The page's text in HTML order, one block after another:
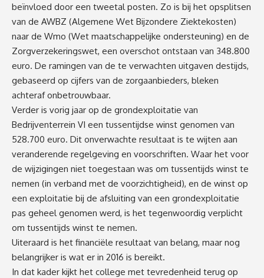
beïnvloed door een tweetal posten. Zo is bij het opsplitsen
van de AWBZ (Algemene Wet Bijzondere Ziektekosten)
naar de Wmo (Wet maatschappelijke ondersteuning) en de
Zorgverzekeringswet, een overschot ontstaan van 348.800
euro. De ramingen van de te verwachten uitgaven destijds,
gebaseerd op cijfers van de zorgaanbieders, bleken
achteraf onbetrouwbaar.
Verder is vorig jaar op de grondexploitatie van
Bedrijventerrein VI een tussentijdse winst genomen van
528.700 euro. Dit onverwachte resultaat is te wijten aan
veranderende regelgeving en voorschriften. Waar het voor
de wijzigingen niet toegestaan was om tussentijds winst te
nemen (in verband met de voorzichtigheid), en de winst op
een exploitatie bij de afsluiting van een grondexploitatie
pas geheel genomen werd, is het tegenwoordig verplicht
om tussentijds winst te nemen.
Uiteraard is het financiële resultaat van belang, maar nog
belangrijker is wat er in 2016 is bereikt.
In dat kader kijkt het college met tevredenheid terug op